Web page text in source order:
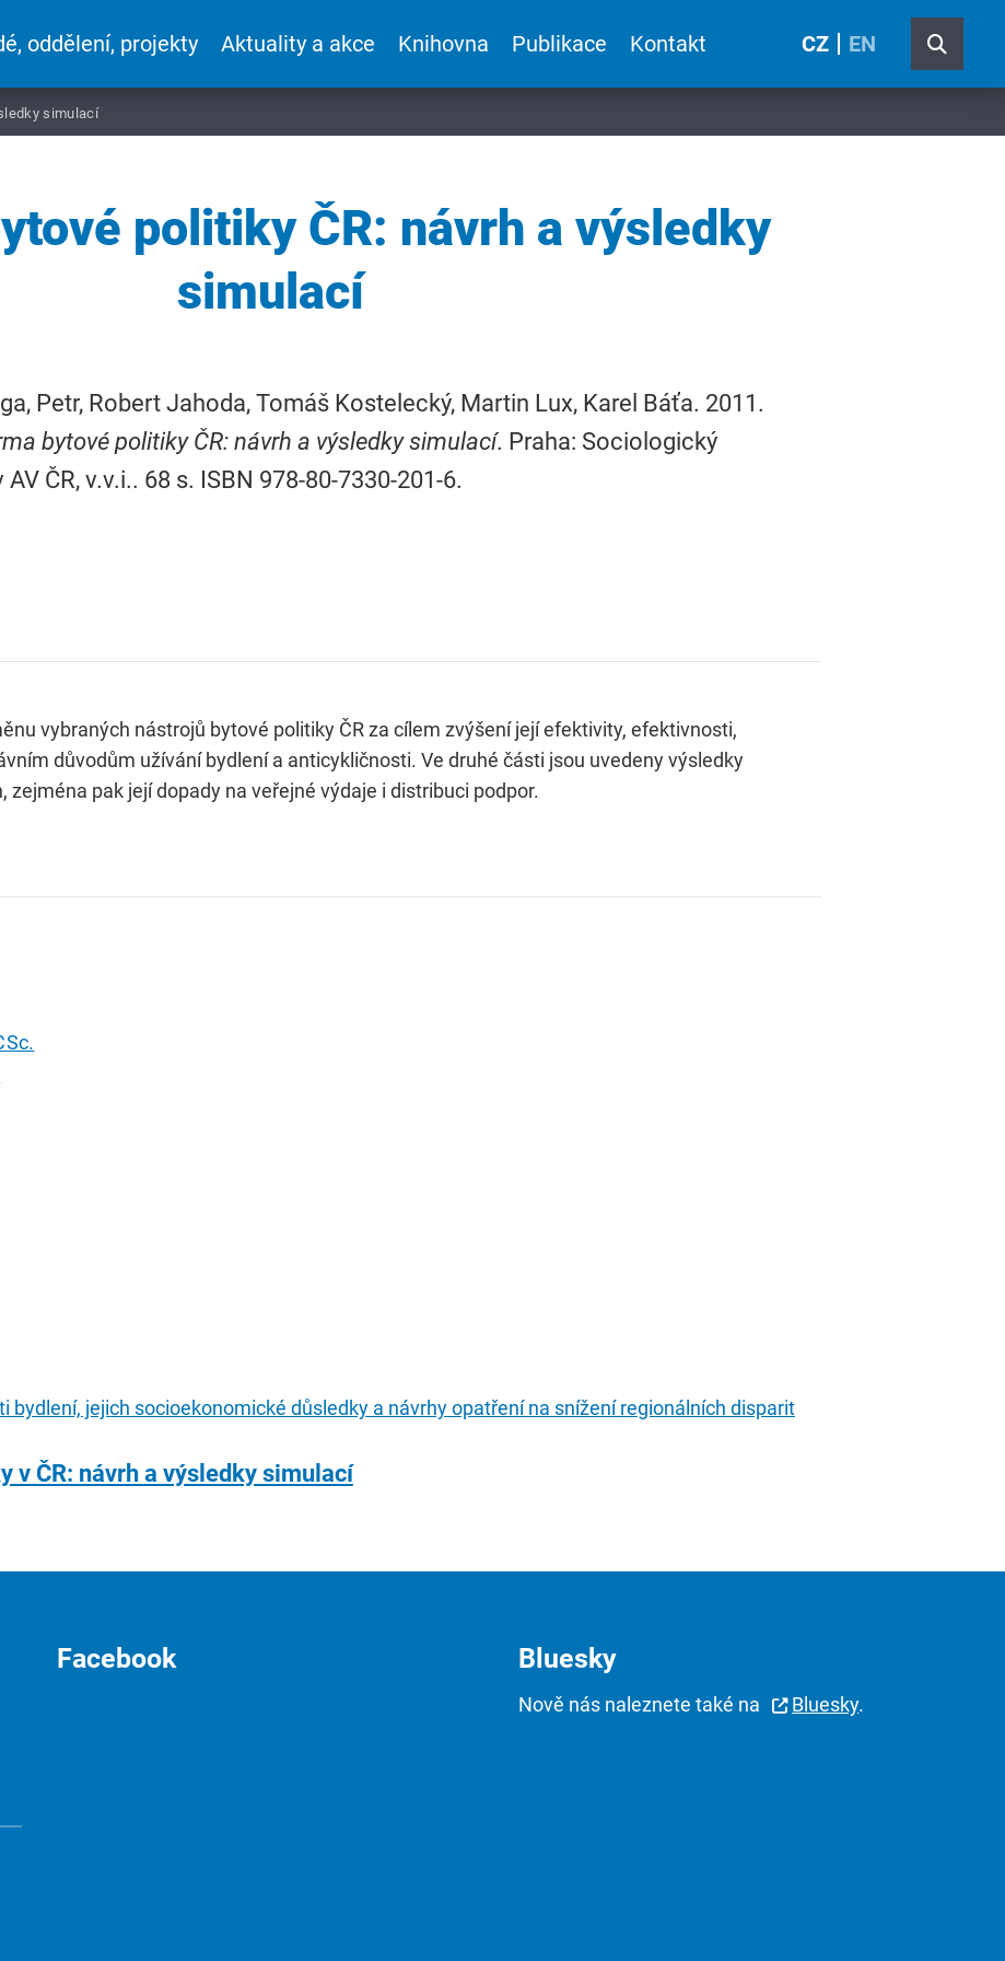
oddělení, projekty Aktuality a akce Knihovna Publikace Kontakt CZ EN
simulací
politiky ČR: návrh a výsledky
simulací
Petr, Robert Jahoda, Tomáš Kostelecký, Martin Lux, Karel Báťa. 2011.
bytové politiky ČR: návrh a výsledky simulací. Praha: Sociologický
AV ČR, v.v.i.. 68 s. ISBN 978-80-7330-201-6.
vybraných nástrojů bytové politiky ČR za cílem zvýšení její efektivity, efektivnosti,
důvodům užívání bydlení a anticykličnosti. Ve druhé části jsou uvedeny výsledky
pak její dopady na veřejné výdaje i distribuci podpor.
bydlení, jejich socioekonomické důsledky a návrhy opatření na snížení regionálních disparit
v ČR: návrh a výsledky simulací
Facebook Bluesky
Nově nás naleznete také na Bluesky.